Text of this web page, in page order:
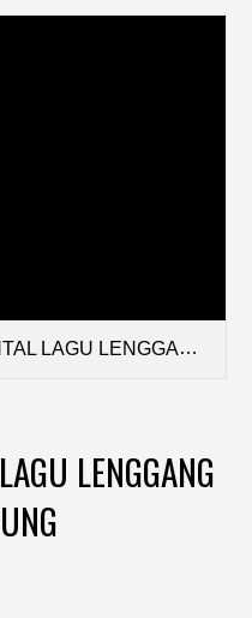
KANGKUNG.mp3
LENGGANG